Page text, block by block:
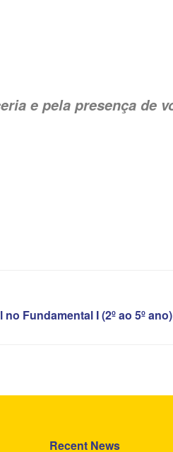
e pela presença de
Fundamental I (2º ao 5º ano)
Recent News